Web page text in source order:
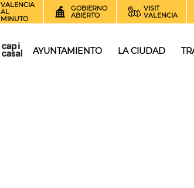
VALENCIA
AL
MINUTO
GOBIERNO
ABIERTO
VISIT
VALENCIA
AYUNTAMIENTO LA CIUDAD